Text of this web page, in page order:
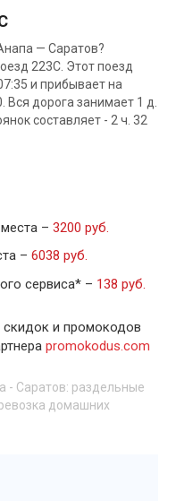
— Саратов?
223С. Этот поезд
и прибывает на
Вся дорога занимает 1 д.
составляет - 2 ч. 32
– 3200 руб.
– 6038 руб.
сервиса* – 138 руб.
скидок и промокодов
promokodus.com
- Саратов: раздельные
домашних